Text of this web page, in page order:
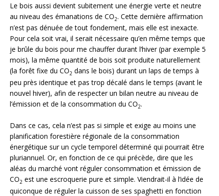
Le bois aussi devient subitement une énergie verte et neutre
au niveau des émanations de CO2. Cette dernière affirmation
n’est pas dénuée de tout fondement, mais elle est inexacte.
Pour cela soit vrai, il serait nécessaire qu’en même temps que
je brûle du bois pour me chauffer durant l’hiver (par exemple 5
mois), la même quantité de bois soit produite naturellement
(la forêt fixe du CO2 dans le bois) durant un laps de temps à
peu près identique et pas trop décalé dans le temps (avant le
nouvel hiver), afin de respecter un bilan neutre au niveau de
l’émission et de la consommation du CO2.
Dans ce cas, cela n’est pas si simple et exige au moins une
planification forestière régionale de la consommation
énergétique sur un cycle temporel déterminé qui pourrait être
pluriannuel. Or, en fonction de ce qui précède, dire que les
aléas du marché vont réguler consommation et émission de
CO2 est une escroquerie pure et simple. Viendrait-il à l’idée de
quiconque de réguler la cuisson de ses spaghetti en fonction